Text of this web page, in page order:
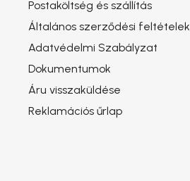
Postaköltség és szállítás
Általános szerződési feltételek
Adatvédelmi Szabályzat
Dokumentumok
Áru visszaküldése
Reklamációs űrlap